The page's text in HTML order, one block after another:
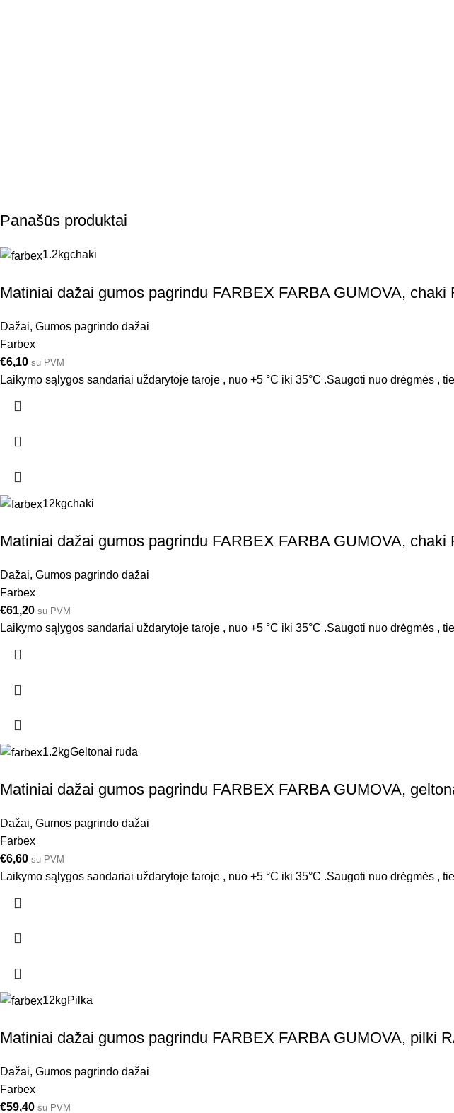
Panašūs produktai
1.2kgchaki
Matiniai dažai gumos pagrindu FARBEX FARBA GUMOVA, chaki
Dažai, Gumos pagrindo dažai
Farbex
€6,10 su PVM
Laikymo sąlygos sandariai uždarytoje taroje , nuo +5 °C iki 35°C .Saugoti nuo drėgmės ,
12kgchaki
Matiniai dažai gumos pagrindu FARBEX FARBA GUMOVA, chaki
Dažai, Gumos pagrindo dažai
Farbex
€61,20 su PVM
Laikymo sąlygos sandariai uždarytoje taroje , nuo +5 °C iki 35°C .Saugoti nuo drėgmės ,
1.2kgGeltonai ruda
Matiniai dažai gumos pagrindu FARBEX FARBA GUMOVA,
Dažai, Gumos pagrindo dažai
Farbex
€6,60 su PVM
Laikymo sąlygos sandariai uždarytoje taroje , nuo +5 °C iki 35°C .Saugoti nuo drėgmės ,
12kgPilka
Matiniai dažai gumos pagrindu FARBEX FARBA GUMOVA, pilki
Dažai, Gumos pagrindo dažai
Farbex
€59,40 su PVM